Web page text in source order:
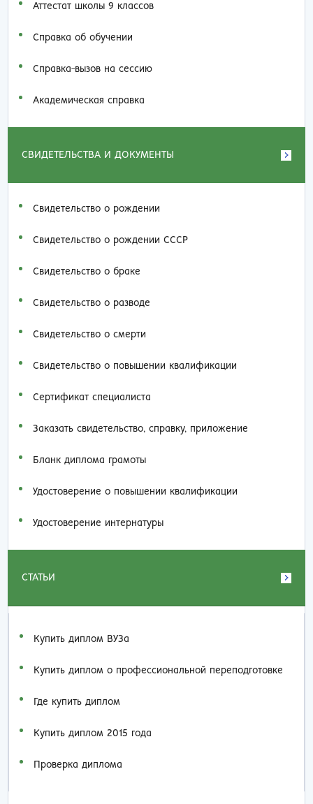
Аттестат школы 9 классов
Справка об обучении
Справка-вызов на сессию
Академическая справка
СВИДЕТЕЛЬСТВА И ДОКУМЕНТЫ
Свидетельство о рождении
Свидетельство о рождении СССР
Свидетельство о браке
Свидетельство о разводе
Свидетельство о смерти
Свидетельство о повышении квалификации
Сертификат специалиста
Заказать cвидетельство, справку, приложение
Бланк диплома грамоты
Удостоверение о повышении квалификации
Удостоверение интернатуры
СТАТЬИ
Купить диплом ВУЗа
Купить диплом о профессиональной переподготовке
Где купить диплом
Купить диплом 2015 года
Проверка диплома